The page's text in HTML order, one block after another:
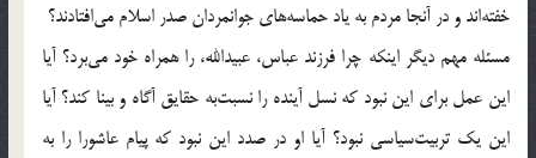
خفته‌اند و در آنجا مردم به ياد حماسه‌هاى جوانمردان صدر اسلام مى‌افتادند؟
مسئله مهم ديگر اينكه چرا فرزند عباس، عبيدالله، را همراه خود مى‌برد؟ آيا
اين عمل براى اين نبود كه نسل آينده را نسبت‌به حقايق آگاه و بينا كند؟ آيا
اين يك تربيت‌سياسى نبود؟ آيا او در صدد اين نبود كه پيام عاشورا را به